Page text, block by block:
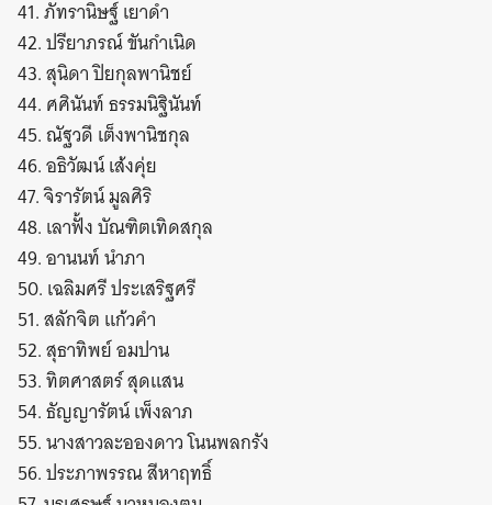
41. ภัทรานิษฐ์ เยาดำ
42. ปรียาภรณ์ ขันกำเนิด
43. สุนิดา ปิยกุลพานิชย์
44. ศศินันท์ ธรรมนิฐินันท์
45. ณัฐวดี เต็งพานิชกุล
46. อธิวัฒน์ เส้งคุ่ย
47. จิรารัตน์ มูลศิริ
48. เลาฟั้ง บัณฑิตเทิดสกุล
49. อานนท์ นำภา
50. เฉลิมศรี ประเสริฐศรี
51. สลักจิต แก้วคำ
52. สุธาทิพย์ อมปาน
53. ทิตศาสตร์ สุดแสน
54. ธัญญารัตน์ เพ็งลาภ
55. นางสาวละอองดาว โนนพลกรัง
56. ประภาพรรณ สีหาฤทธิ์